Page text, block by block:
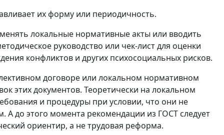
их форму или периодичность.
локальные нормативные акты или вводить
руководство или чек-лист для оценки
конфликтов и других психосоциальных рисков.
договоре или локальном нормативном
этих документов. Теоретически на локальном
и процедуры при условии, что они не
до этого момента рекомендации из ГОСТ следует
ориентир, а не трудовая реформа.